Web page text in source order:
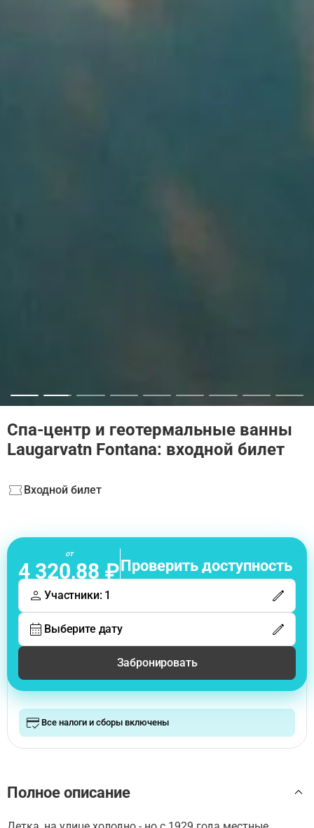
Спа-центр и геотермальные ванны
Laugarvatn Fontana: входной билет
Входной билет
от
4 320,88 ₽ Проверить доступность
Участники: 1
Выберите дату
Забронировать
Все налоги и сборы включены
Полное описание